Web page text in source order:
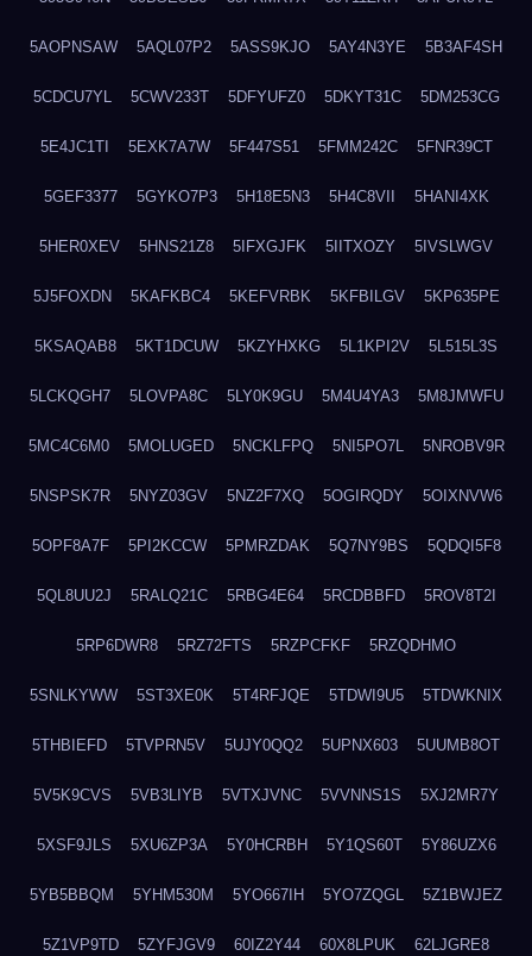
5AOPNSAW 5AQL07P2 5ASS9KJO 5AY4N3YE 5B3AF4SH
5CDCU7YL 5CWV233T 5DFYUFZ0 5DKYT31C 5DM253CG
5E4JC1TI 5EXK7A7W 5F447S51 5FMM242C 5FNR39CT
5GEF3377 5GYKO7P3 5H18E5N3 5H4C8VII 5HANI4XK
5HER0XEV 5HNS21Z8 5IFXGJFK 5IITXOZY 5IVSLWGV
5J5FOXDN 5KAFKBC4 5KEFVRBK 5KFBILGV 5KP635PE
5KSAQAB8 5KT1DCUW 5KZYHXKG 5L1KPI2V 5L515L3S
5LCKQGH7 5LOVPA8C 5LY0K9GU 5M4U4YA3 5M8JMWFU
5MC4C6M0 5MOLUGED 5NCKLFPQ 5NI5PO7L 5NROBV9R
5NSPSK7R 5NYZ03GV 5NZ2F7XQ 5OGIRQDY 5OIXNVW6
5OPF8A7F 5PI2KCCW 5PMRZDAK 5Q7NY9BS 5QDQI5F8
5QL8UU2J 5RALQ21C 5RBG4E64 5RCDBBFD 5ROV8T2I
5RP6DWR8 5RZ72FTS 5RZPCFKF 5RZQDHMO
5SNLKYWW 5ST3XE0K 5T4RFJQE 5TDWI9U5 5TDWKNIX
5THBIEFD 5TVPRN5V 5UJY0QQ2 5UPNX603 5UUMB8OT
5V5K9CVS 5VB3LIYB 5VTXJVNC 5VVNNS1S 5XJ2MR7Y
5XSF9JLS 5XU6ZP3A 5Y0HCRBH 5Y1QS60T 5Y86UZX6
5YB5BBQM 5YHM530M 5YO667IH 5YO7ZQGL 5Z1BWJEZ
5Z1VP9TD 5ZYFJGV9 60IZ2Y44 60X8LPUK 62LJGRE8